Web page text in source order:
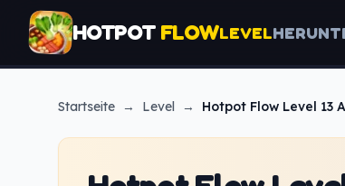
HOTPOT FLOWLEVEL
Startseite → Level → Hotpot Flow Level 13